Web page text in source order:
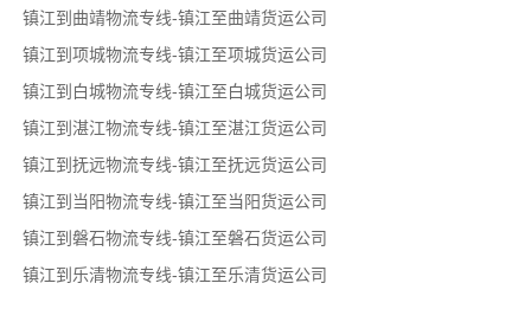
镇江到曲靖物流专线-镇江至曲靖货运公司
镇江到项城物流专线-镇江至项城货运公司
镇江到白城物流专线-镇江至白城货运公司
镇江到湛江物流专线-镇江至湛江货运公司
镇江到抚远物流专线-镇江至抚远货运公司
镇江到当阳物流专线-镇江至当阳货运公司
镇江到磐石物流专线-镇江至磐石货运公司
镇江到乐清物流专线-镇江至乐清货运公司